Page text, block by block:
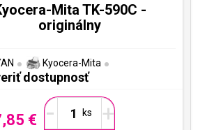
Mita TK-590C -
originálny
Kyocera-Mita
dostupnosť
€ - +